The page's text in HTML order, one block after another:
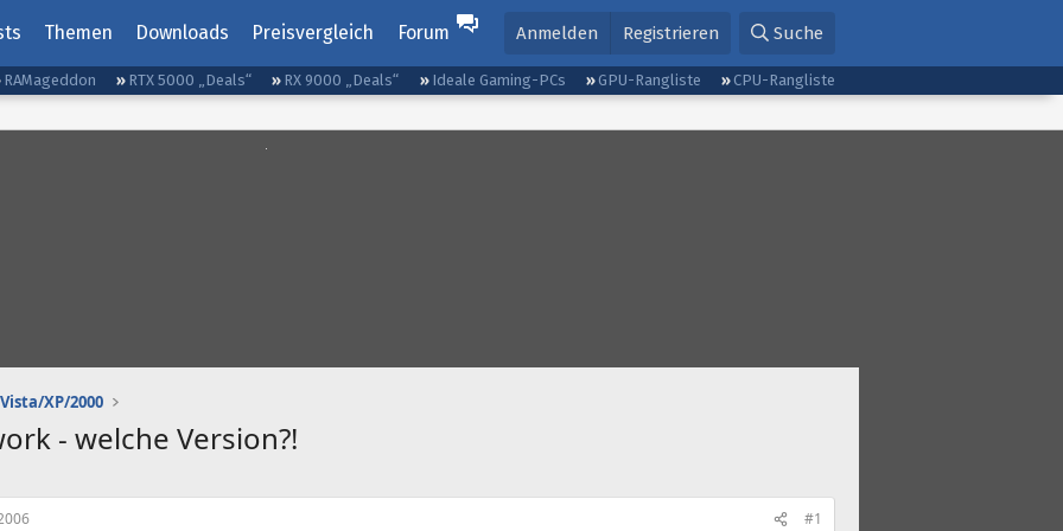
Themen Downloads Preisvergleich Forum Anmelden Registrieren Suche
RAMageddon RTX 5000 „Deals“ RX 9000 „Deals“ Ideale Gaming-PCs GPU-Rangliste
CPU-Rangliste
XP/2000
- welche Version?!
#1